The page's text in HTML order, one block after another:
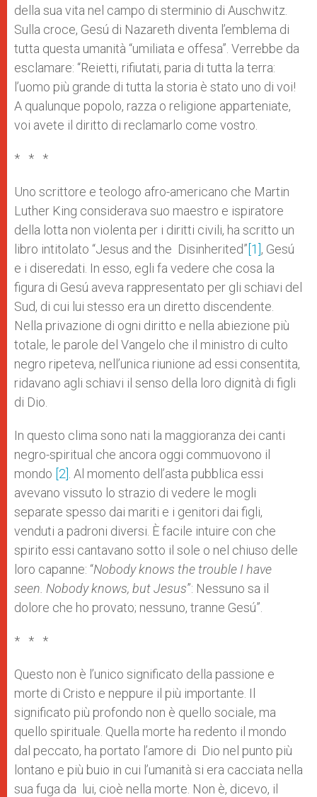
della sua vita nel campo di sterminio di Auschwitz.
Sulla croce, Gesú di Nazareth diventa l’emblema di
tutta questa umanità “umiliata e offesa”. Verrebbe da
esclamare: “Reietti, rifiutati, paria di tutta la terra:
l’uomo più grande di tutta la storia è stato uno di voi!
A qualunque popolo, razza o religione apparteniate,
voi avete il diritto di reclamarlo come vostro.
* * *
Uno scrittore e teologo afro-americano che Martin
Luther King considerava suo maestro e ispiratore
della lotta non violenta per i diritti civili, ha scritto un
libro intitolato “Jesus and the Disinherited”[1], Gesú
e i diseredati. In esso, egli fa vedere che cosa la
figura di Gesú aveva rappresentato per gli schiavi del
Sud, di cui lui stesso era un diretto discendente.
Nella privazione di ogni diritto e nella abiezione più
totale, le parole del Vangelo che il ministro di culto
negro ripeteva, nell’unica riunione ad essi consentita,
ridavano agli schiavi il senso della loro dignità di figli
di Dio.
In questo clima sono nati la maggioranza dei canti
negro-spiritual che ancora oggi commuovono il
mondo [2] . Al momento dell’asta pubblica essi
avevano vissuto lo strazio di vedere le mogli
separate spesso dai mariti e i genitori dai figli,
venduti a padroni diversi. È facile intuire con che
spirito essi cantavano sotto il sole o nel chiuso delle
loro capanne: “Nobody knows the trouble I have
seen. Nobody knows, but Jesus”: Nessuno sa il
dolore che ho provato; nessuno, tranne Gesú”.
* * *
Questo non è l’unico significato della passione e
morte di Cristo e neppure il più importante. Il
significato più profondo non è quello sociale, ma
quello spirituale. Quella morte ha redento il mondo
dal peccato, ha portato l’amore di Dio nel punto più
lontano e più buio in cui l’umanità si era cacciata nella
sua fuga da lui, cioè nella morte. Non è, dicevo, il